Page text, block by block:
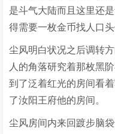
是斗气大陆而且这里还
得需要一枚金币找人口头
尘风明白状况之后调转
人的角落研究着那枚黑
到了泛着红光的房间看
了汝阳王府他的房间。
尘风房间内来回踱步脑